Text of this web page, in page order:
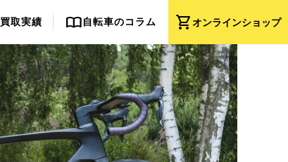
shopping_cartオンラインショップ
買取実績 import_contacts自転車のコラム